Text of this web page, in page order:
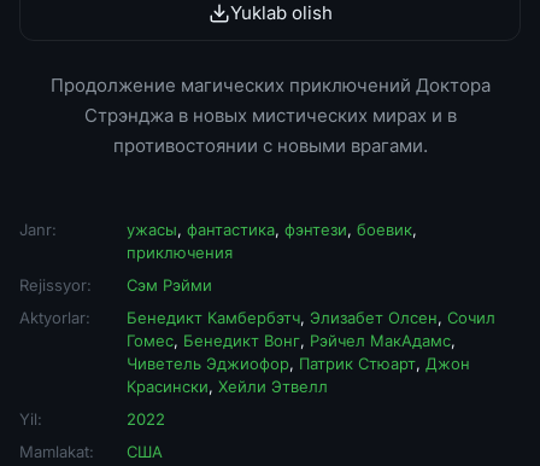
Yuklab olish
Продолжение магических приключений Доктора
Стрэнджа в новых мистических мирах и в
противостоянии с новыми врагами.
Janr: ужасы, фантастика, фэнтези, боевик,
приключения
Rejissyor:
Сэм Рэйми
Aktyorlar:
Бенедикт Камбербэтч, Элизабет Олсен, Сочил
Гомес, Бенедикт Вонг, Рэйчел МакАдамс,
Чиветель Эджиофор, Патрик Стюарт, Джон
Красински, Хейли Этвелл
Yil:
2022
Mamlakat:
США